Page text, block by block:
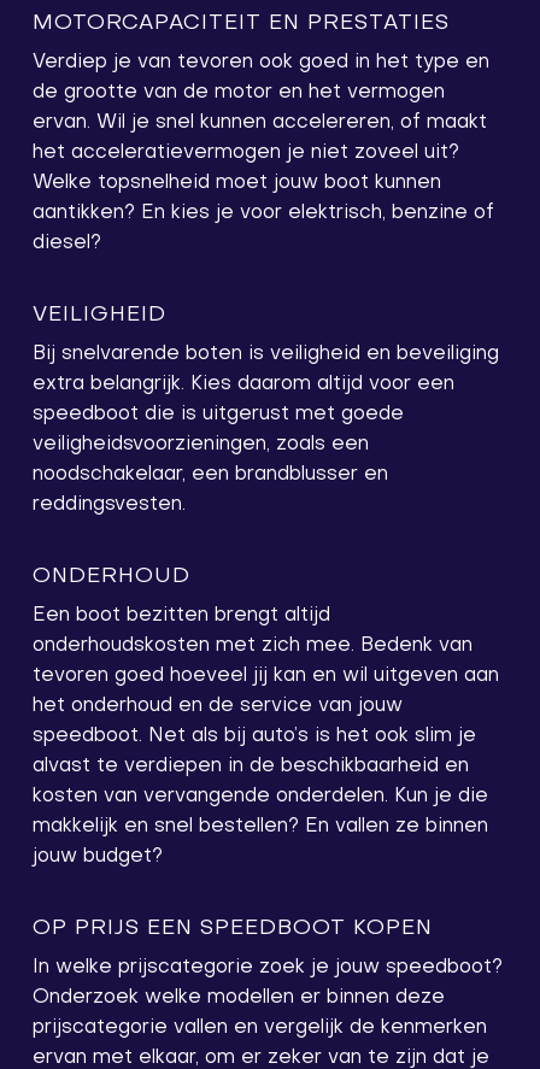
MOTORCAPACITEIT EN PRESTATIES
Verdiep je van tevoren ook goed in het type en
de grootte van de motor en het vermogen
ervan. Wil je snel kunnen accelereren, of maakt
het acceleratievermogen je niet zoveel uit?
Welke topsnelheid moet jouw boot kunnen
aantikken? En kies je voor elektrisch, benzine of
diesel?
VEILIGHEID
Bij snelvarende boten is veiligheid en beveiliging
extra belangrijk. Kies daarom altijd voor een
speedboot die is uitgerust met goede
veiligheidsvoorzieningen, zoals een
noodschakelaar, een brandblusser en
reddingsvesten.
ONDERHOUD
Een boot bezitten brengt altijd
onderhoudskosten met zich mee. Bedenk van
tevoren goed hoeveel jij kan en wil uitgeven aan
het onderhoud en de service van jouw
speedboot. Net als bij auto’s is het ook slim je
alvast te verdiepen in de beschikbaarheid en
kosten van vervangende onderdelen. Kun je die
makkelijk en snel bestellen? En vallen ze binnen
jouw budget?
OP PRIJS EEN SPEEDBOOT KOPEN
In welke prijscategorie zoek je jouw speedboot?
Onderzoek welke modellen er binnen deze
prijscategorie vallen en vergelijk de kenmerken
ervan met elkaar, om er zeker van te zijn dat je